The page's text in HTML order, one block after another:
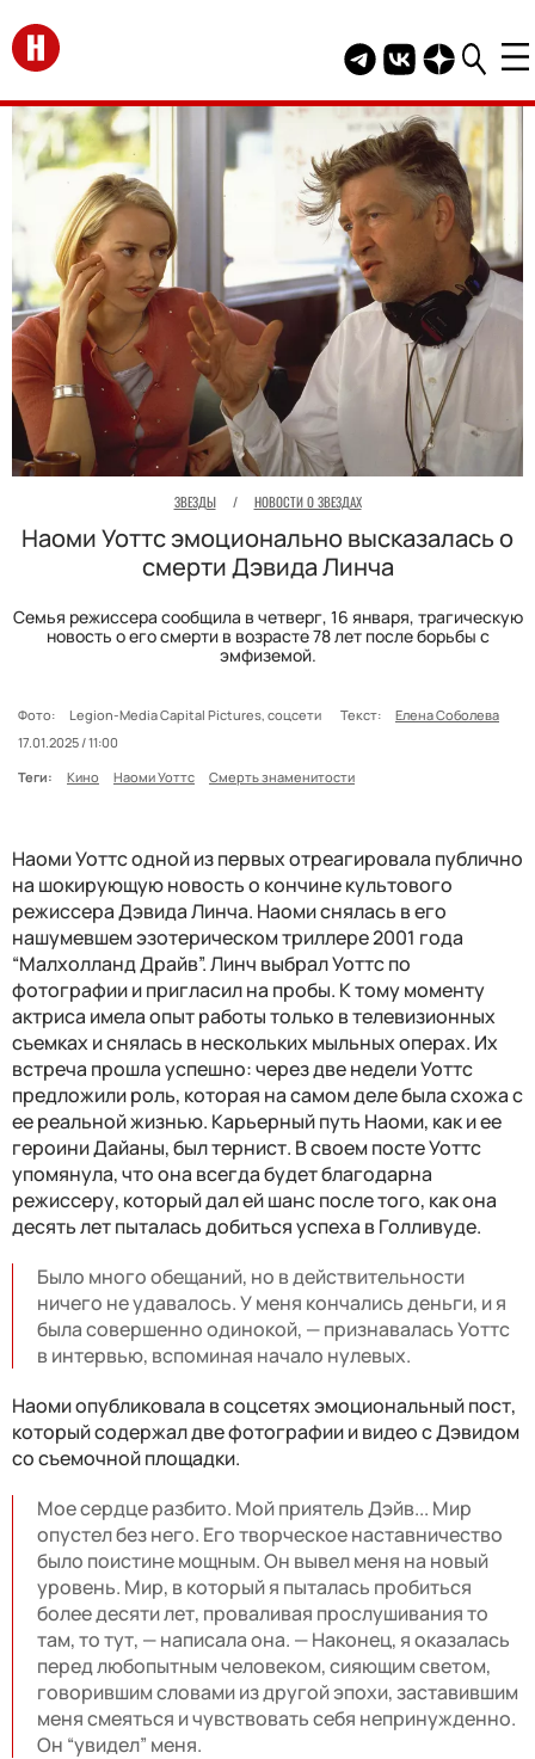
Перейти на главную
Telegram канал
Группа HELLO
Канал
ЗВЕЗДЫ / НОВОСТИ О ЗВЕЗДАХ
Наоми Уоттс эмоционально высказалась о
смерти Дэвида Линча
Семья режиссера сообщила в четверг, 16 января, трагическую
новость о его смерти в возрасте 78 лет после борьбы с
эмфиземой.
Фото: Legion-Media Capital Pictures, соцсети Текст:
Елена Соболева
17.01.2025 / 11:00
Теги:
Кино Наоми Уоттс Смерть знаменитости
Наоми Уоттс одной из первых отреагировала публично
на шокирующую новость о кончине культового
режиссера Дэвида Линча. Наоми снялась в его
нашумевшем эзотерическом триллере 2001 года
“Малхолланд Драйв”. Линч выбрал Уоттс по
фотографии и пригласил на пробы. К тому моменту
актриса имела опыт работы только в телевизионных
съемках и снялась в нескольких мыльных операх. Их
встреча прошла успешно: через две недели Уоттс
предложили роль, которая на самом деле была схожа с
ее реальной жизнью. Карьерный путь Наоми, как и ее
героини Дайаны, был тернист. В своем посте Уоттс
упомянула, что она всегда будет благодарна
режиссеру, который дал ей шанс после того, как она
десять лет пыталась добиться успеха в Голливуде.
Было много обещаний, но в действительности
ничего не удавалось. У меня кончались деньги, и я
была совершенно одинокой, — признавалась Уоттс
в интервью, вспоминая начало нулевых.
Наоми опубликовала в соцсетях эмоциональный пост,
который содержал две фотографии и видео с Дэвидом
со съемочной площадки.
Мое сердце разбито. Мой приятель Дэйв... Мир
опустел без него. Его творческое наставничество
было поистине мощным. Он вывел меня на новый
уровень. Мир, в который я пыталась пробиться
более десяти лет, проваливая прослушивания то
там, то тут, — написала она. — Наконец, я оказалась
перед любопытным человеком, сияющим светом,
говорившим словами из другой эпохи, заставившим
меня смеяться и чувствовать себя непринужденно.
Он “увидел” меня.